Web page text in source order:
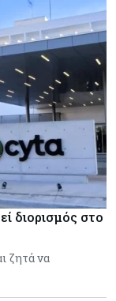
διορισμός στο
ζητά να